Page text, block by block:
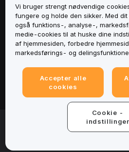
Tjenester
Support
Juridisk
© 2025-2026 Bybit.eu. All rights
Vi bruger strengt nødvendige
fungere og holde den sikker. Med
også funktions-, analyse-,
medie-cookies til at huske dine
af hjemmesiden, forbedre
markedsførings- og
Accepter alle
cookies
Cookie -
indstillinger